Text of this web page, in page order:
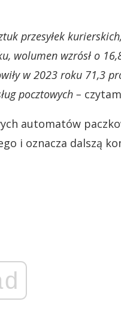
przesyłek
wolumen wzrósł o
w 2023 roku 71,3
pocztowych –
automatów
i oznacza dalszą